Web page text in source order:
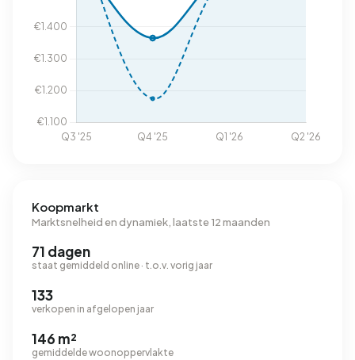
Koopmarkt
Marktsnelheid en dynamiek, laatste 12 maanden
71 dagen
staat gemiddeld online · t.o.v. vorig jaar
133
verkopen in afgelopen jaar
146 m²
gemiddelde woonoppervlakte